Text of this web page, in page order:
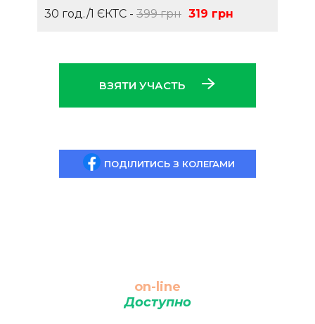
30 год./1 ЄКТС - 399 грн 319 грн
ВЗЯТИ УЧАСТЬ
ПОДІЛИТИСЬ З КОЛЕГАМИ
on-line
Доступно